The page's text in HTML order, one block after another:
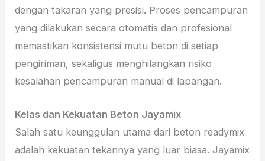
dengan takaran yang presisi. Proses pencampuran
yang dilakukan secara otomatis dan profesional
memastikan konsistensi mutu beton di setiap
pengiriman, sekaligus menghilangkan risiko
kesalahan pencampuran manual di lapangan.
Kelas dan Kekuatan Beton Jayamix
Salah satu keunggulan utama dari beton readymix
adalah kekuatan tekannya yang luar biasa. Jayamix